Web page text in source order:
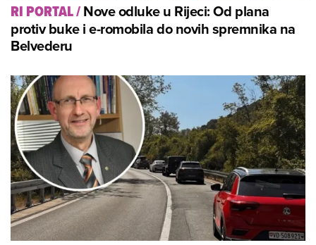
RI PORTAL/Nove odluke u Rijeci: Od plana
protiv buke i e-romobila do novih spremnika na
Belvederu